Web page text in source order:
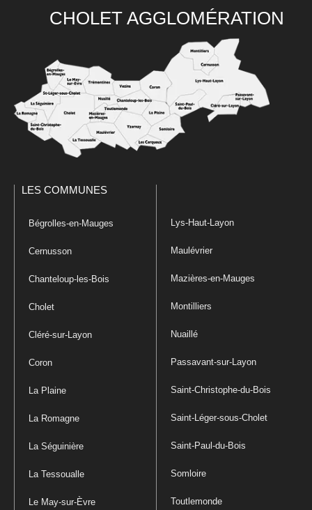
CHOLET AGGLOMÉRATION
LES COMMUNES
Bégrolles-en-Mauges
Cernusson
Chanteloup-les-Bois
Cholet
Cléré-sur-Layon
Coron
La Plaine
La Romagne
La Séguinière
La Tessoualle
Le May-sur-Èvre
Lys-Haut-Layon
Maulévrier
Mazières-en-Mauges
Montilliers
Nuaillé
Passavant-sur-Layon
Saint-Christophe-du-Bois
Saint-Léger-sous-Cholet
Saint-Paul-du-Bois
Somloire
Toutlemonde